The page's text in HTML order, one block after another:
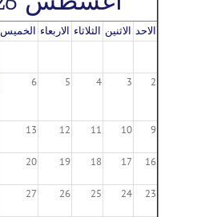
الاحد الاثنين الثلاثاء الاربعاء الخميس
2
3
4
5
6
9
10
11
12
13
16
17
18
19
20
23
24
25
26
27